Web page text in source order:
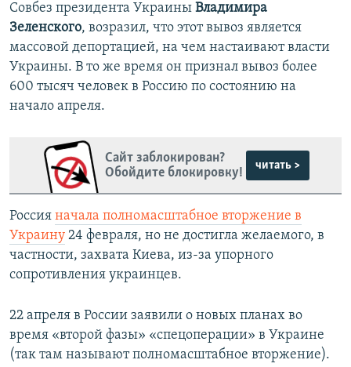
Совбез президента Украины Владимира
Зеленского, возразил, что этот вывоз является
массовой депортацией, на чем настаивают власти
Украины. В то же время он признал вывоз более
600 тысяч человек в Россию по состоянию на
начало апреля.
Сайт заблокирован?
Обойдите блокировку!
читать >
Россия начала полномасштабное вторжение в
Украину 24 февраля, но не достигла желаемого, в
частности, захвата Киева, из-за упорного
сопротивления украинцев.
22 апреля в России заявили о новых планах во
время «второй фазы» «спецоперации» в Украине
(так там называют полномасштабное вторжение).